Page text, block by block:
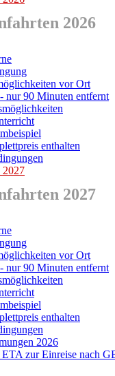
2026
vor Ort
nur 90 Minuten entfernt
enthalten
2027
2027
vor Ort
nur 90 Minuten entfernt
enthalten
2026
zur Einreise nach